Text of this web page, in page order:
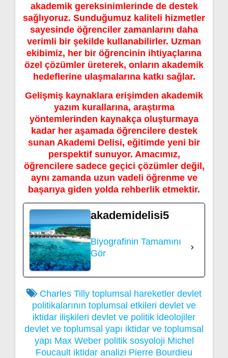
akademik gereksinimlerinde de destek
sağlıyoruz. Sunduğumuz kaliteli hizmetler
sayesinde öğrenciler zamanlarını daha
verimli bir şekilde kullanabilirler. Uzman
ekibimiz, her bir öğrencinin ihtiyaçlarına
özel çözümler üreterek, onların akademik
hedeflerine ulaşmalarına katkı sağlar.
Gelişmiş kaynaklara erişimden akademik
yazım kurallarına, araştırma
yöntemlerinden kaynakça oluşturmaya
kadar her aşamada öğrencilere destek
sunan Akademi Delisi, eğitimde yeni bir
perspektif sunuyor. Amacımız,
öğrencilere sadece geçici çözümler değil,
aynı zamanda uzun vadeli öğrenme ve
başarıya giden yolda rehberlik etmektir.
akademidelisi5
Biyografinin Tamamını
Gör
Charles Tilly toplumsal hareketler devlet
politikalarının toplumsal etkileri devlet ve
iktidar ilişkileri devlet ve politik ideolojiler
devlet ve toplumsal yapı iktidar ve toplumsal
yapı Max Weber politik sosyoloji Michel
Foucault iktidar analizi Pierre Bourdieu